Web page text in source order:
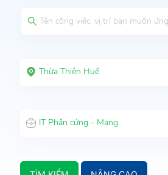
Thừa Thiên Huế
IT Phần cứng - Mạng